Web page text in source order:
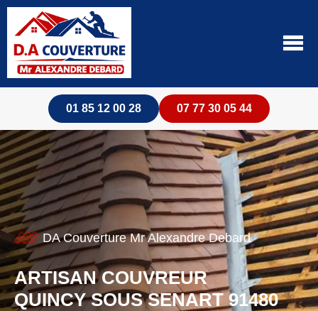
01 85 12 00 28 07 77 30 05 44
DA Couverture Mr Alexandre Debard
ARTISAN COUVREUR
QUINCY SOUS SENART 91480